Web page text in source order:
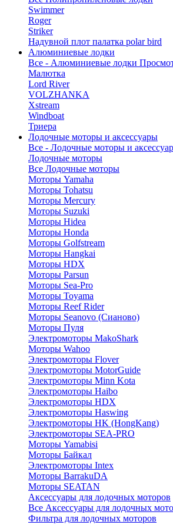
Swimmer
Roger
Striker
Надувной плот палатка polar bird
Алюминиевые лодки
Все - Алюминиевые лодки
Малютка
Lord River
VOLZHANKA
Xstream
Windboat
Триера
Лодочные моторы и аксессуары
Все - Лодочные моторы и
Лодочные моторы
Все Лодочные моторы
Моторы Yamaha
Моторы Tohatsu
Моторы Mercury
Моторы Suzuki
Моторы Hidea
Моторы Honda
Моторы Golfstream
Моторы Hangkai
Моторы HDX
Моторы Parsun
Моторы Sea-Pro
Моторы Toyama
Моторы Reef Rider
Моторы Seanovo (Сианово)
Моторы Пуля
Электромоторы MakoShark
Моторы Wahoo
Электромоторы Flover
Электромоторы MotorGuide
Электромоторы Minn Kota
Электромоторы Haibo
Электромоторы HDX
Электромоторы Haswing
Электромоторы HK (HongKang)
Электромоторы SEA-PRO
Моторы Yamabisi
Моторы Байкал
Электромоторы Intex
Моторы BarrakuDA
Моторы SEATAN
Аксессуары для лодочных моторов
Все Аксессуары для лодочных
Фильтра для лодочных моторов